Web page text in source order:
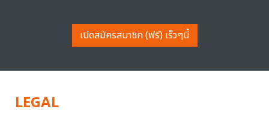
เปิดสมัครสมาชิก (ฟรี) เร็วๆนี้
LEGAL